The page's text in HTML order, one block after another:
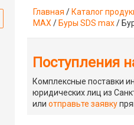
Главная / Каталог
MAX / Буры SDS max/
Поступления
Комплексные поставки
юридических лиц из
илиотправьте заявку